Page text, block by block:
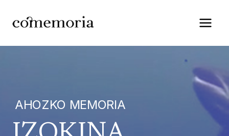
contenido
AHOZKO MEMORIA